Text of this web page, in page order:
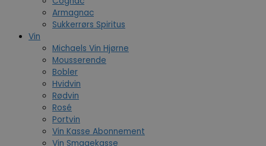
Armagnac
Sukkerrørs Spiritus
Vin
Michaels Vin Hjørne
Mousserende
Bobler
Hvidvin
Rødvin
Rosé
Portvin
Vin Kasse Abonnement
Vin Smagekasse